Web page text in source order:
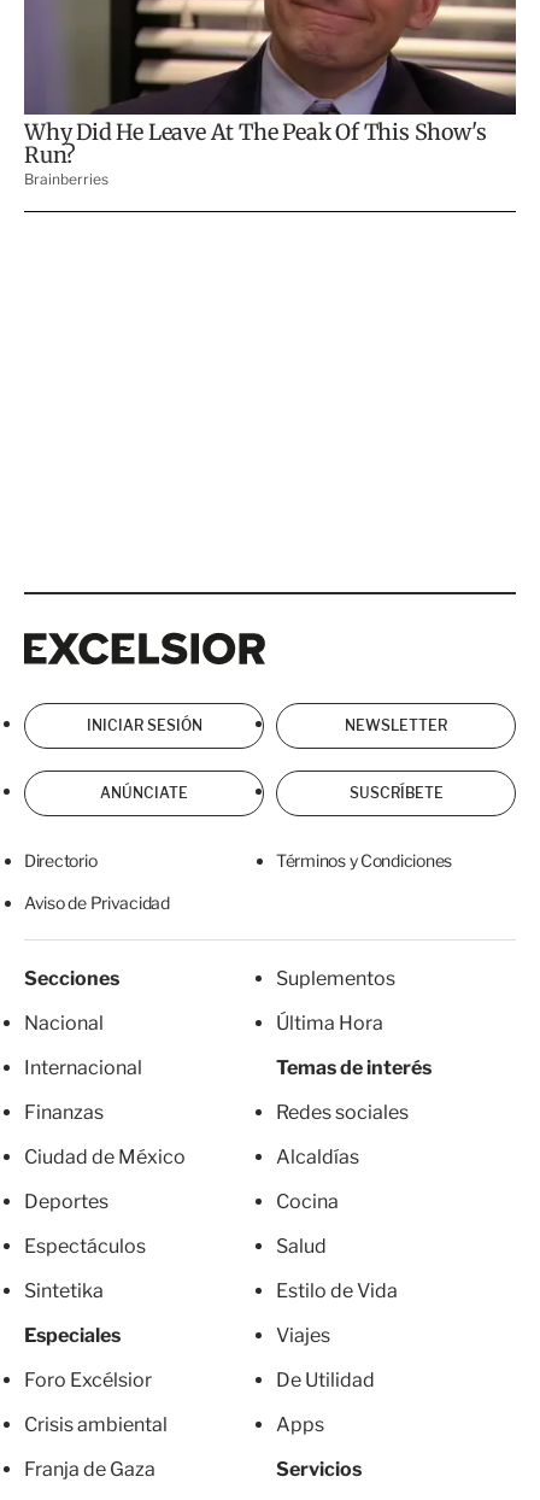
INICIAR SESIÓN NEWSLETTER
ANÚNCIATE SUSCRÍBETE
Directorio Términos y Condiciones
Aviso de Privacidad
Secciones
Nacional
Internacional
Finanzas
Ciudad de México
Deportes
Espectáculos
Sintetika
Especiales
Foro Excélsior
Crisis ambiental
Franja de Gaza
Suplementos
Última Hora
Temas de interés
Redes sociales
Alcaldías
Cocina
Salud
Estilo de Vida
Viajes
De Utilidad
Apps
Servicios